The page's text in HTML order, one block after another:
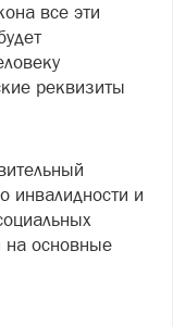
все эти
реквизиты
инвалидности и
на основные